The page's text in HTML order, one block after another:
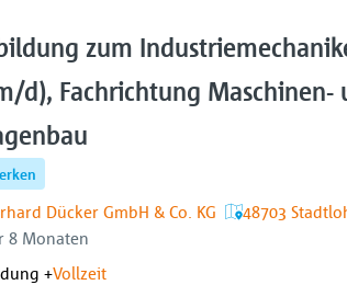
zum
d), Fachrichtung Maschinen-
Dücker GmbH & Co. KG
48703
:
8 Monaten
+Vollzeit